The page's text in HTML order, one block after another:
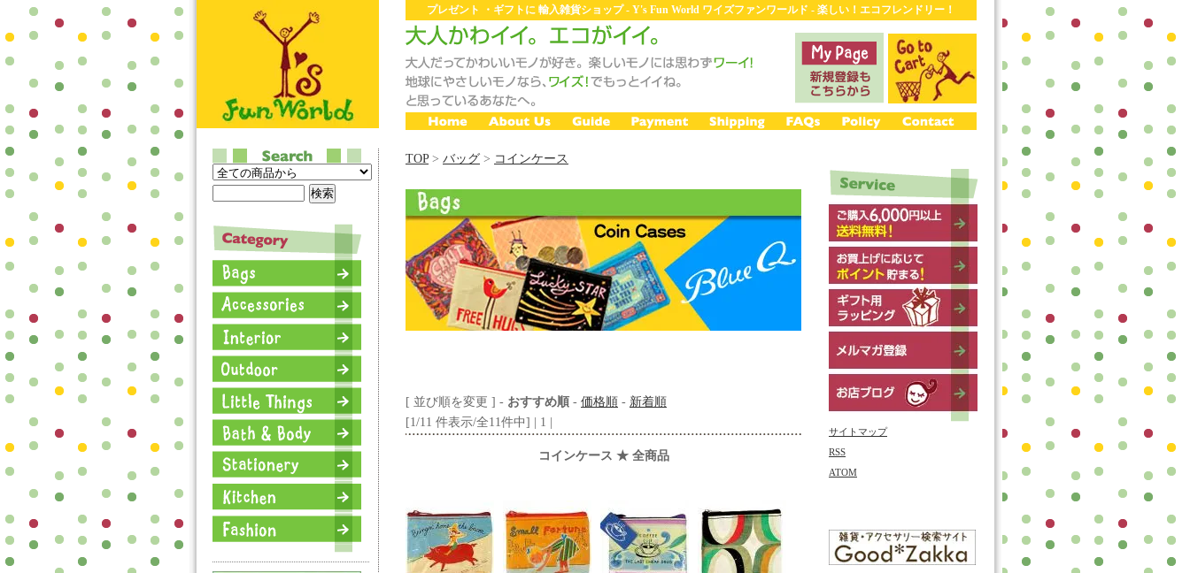
プレゼント ・ギフトに 輸入雑貨ショップ - Y's Fun World ワイズファンワールド - 楽しい！エコフレンドリー！
TOP> バッグ > コインケース
[ 並び順を変更 ] - おすすめ順 - 価格順 - 新着順
[1/11 件表示/全11件中] | 1 |
コインケース ★ 全商品
サイトマップ
RSS
ATOM